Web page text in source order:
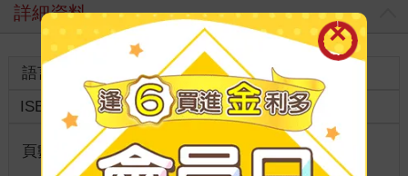
詳細資料
語言
裝訂
ISBN
9786264009461 分級 普通級
頁數 128
商品規
格
21*14.8*0.9